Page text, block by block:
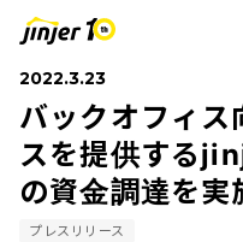
2022.3.23
バックオフィ
スを提供する
の資金調達を実
プレスリリース